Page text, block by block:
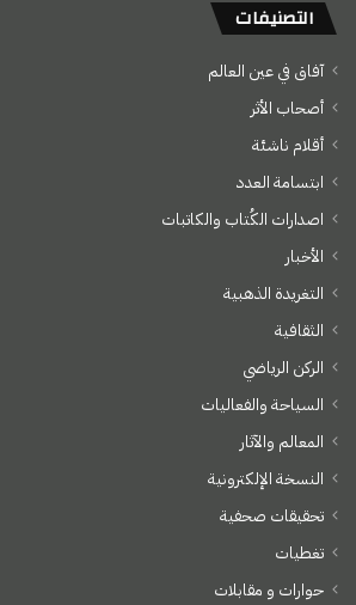
التصنيفات
آفاق في عين العالم
أصحاب الأثر
أقلام ناشئة
ابتسامة العدد
اصدارات الكُتاب والكاتبات
الأخبار
التغريدة الذهبية
الثقافية
الركن الرياضي
السياحة والفعاليات
المعالم والآثار
النسخة الإلكترونية
تحقيقات صحفية
تغطيات
حوارات و مقابلات